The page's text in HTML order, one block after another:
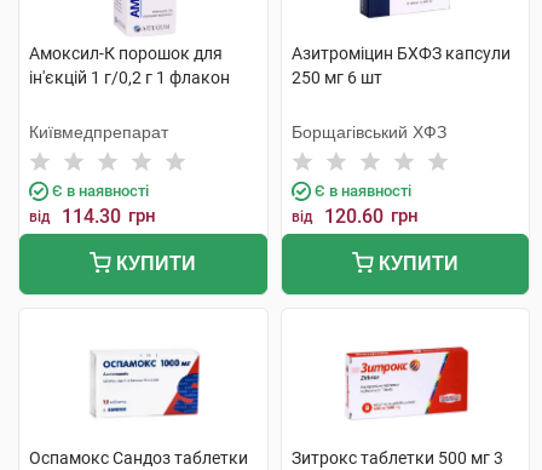
Амоксил-К порошок для
ін'єкцій 1 г/0,2 г 1 флакон
Київмедпрепарат
Є в наявності
від 114.30 грн
КУПИТИ
Азитроміцин БХФЗ капсули
250 мг 6 шт
Борщагівський ХФЗ
Є в наявності
від 120.60 грн
КУПИТИ
Оспамокс Сандоз таблетки
Зитрокс таблетки 500 мг 3